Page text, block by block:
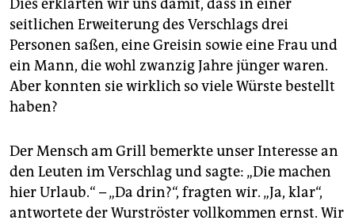
Dies erklärten wir uns damit, dass in einer
seitlichen Erweiterung des Verschlags drei
Personen saßen, eine Greisin sowie eine Frau und
ein Mann, die wohl zwanzig Jahre jünger waren.
Aber konnten sie wirklich so viele Würste bestellt
haben?
Der Mensch am Grill bemerkte unser Interesse an
den Leuten im Verschlag und sagte: „Die machen
hier Urlaub.“ – „Da drin?“, fragten wir. „Ja, klar“,
antwortete der Wurströster vollkommen ernst. Wir